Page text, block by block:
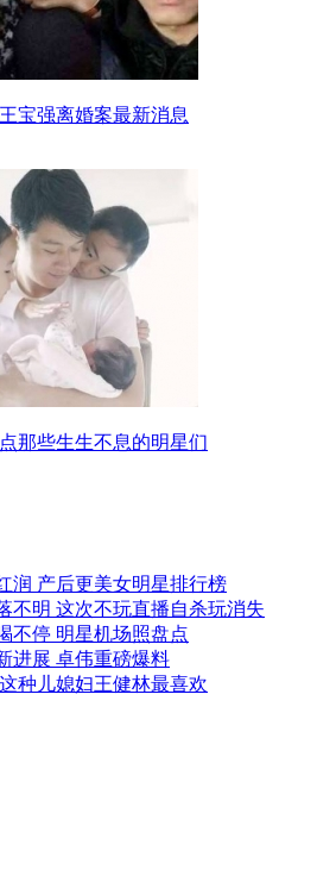
宝强离婚案最新消息
那些生生不息的明星们
润 产后更美女明星排行榜
不明 这次不玩直播自杀玩消失
不停 明星机场照盘点
进展 卓伟重磅爆料
种儿媳妇王健林最喜欢